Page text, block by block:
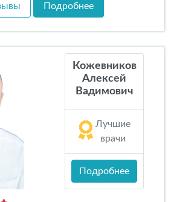
Подробнее
Кожевников
Алексей
Вадимович
Лучшие
врачи
Подробнее